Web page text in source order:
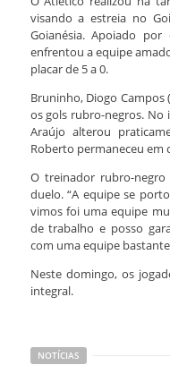
visando a estreia no
Goianésia. Apoiado
enfrentou a equipe
placar de 5 a 0.
Bruninho, Diogo Campos
os gols rubro-negros. No
Araújo alterou
Roberto permaneceu em
O treinador rubro-
duelo. “A equipe se
vimos foi uma equipe
de trabalho e posso
com uma equipe
Neste domingo, os
integral.
NOTÍCIAS